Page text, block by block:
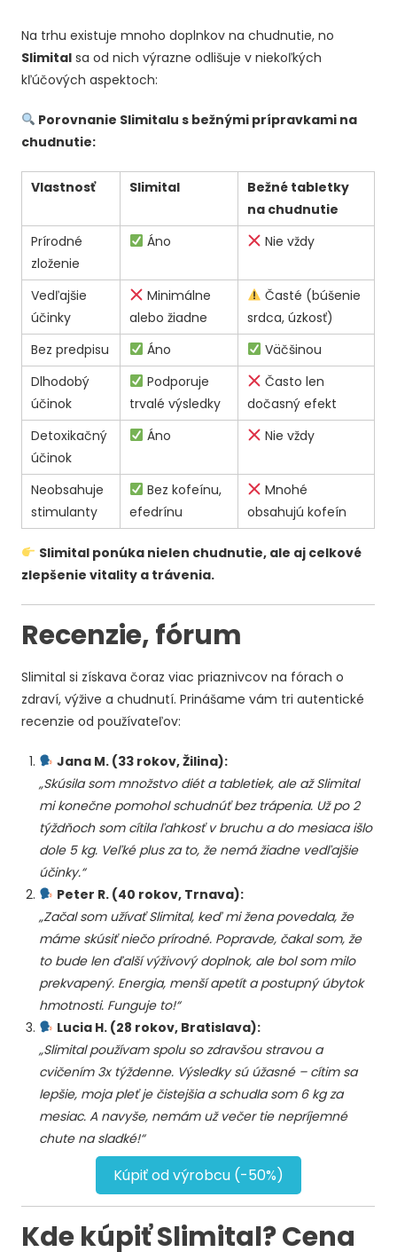
Na trhu existuje mnoho doplnkov na chudnutie, no
Slimital sa od nich výrazne odlišuje v niekoľkých
kľúčových aspektoch:
Porovnanie Slimitalu s bežnými prípravkami na
chudnutie:
Vlastnosť Slimital
Bežné tabletky
na chudnutie
Prírodné
zloženie
Áno Nie vždy
Vedľajšie
účinky
Minimálne
alebo žiadne
Časté (búšenie
srdca, úzkosť)
Bez predpisu
Áno
Väčšinou
Dlhodobý
účinok
Podporuje
trvalé výsledky
Často len
dočasný efekt
Detoxikačný
účinok
Áno Nie vždy
Neobsahuje
stimulanty
Bez kofeínu,
efedrínu
Mnohé
obsahujú kofeín
Slimital ponúka nielen chudnutie, ale aj celkové
zlepšenie vitality a trávenia.
Recenzie, fórum
Slimital si získava čoraz viac priaznivcov na fórach o
zdraví, výžive a chudnutí. Prinášame vám tri autentické
recenzie od používateľov:
Jana M. (33 rokov, Žilina):
„Skúsila som množstvo diét a tabletiek, ale až Slimital
mi konečne pomohol schudnúť bez trápenia. Už po 2
týždňoch som cítila ľahkosť v bruchu a do mesiaca išlo
dole 5 kg. Veľké plus za to, že nemá žiadne vedľajšie
účinky.“
Peter R. (40 rokov, Trnava):
„Začal som užívať Slimital, keď mi žena povedala, že
máme skúsiť niečo prírodné. Popravde, čakal som, že
to bude len ďalší výživový doplnok, ale bol som milo
prekvapený. Energia, menší apetít a postupný úbytok
hmotnosti. Funguje to!“
Lucia H. (28 rokov, Bratislava):
„Slimital používam spolu so zdravšou stravou a
cvičením 3x týždenne. Výsledky sú úžasné – cítim sa
lepšie, moja pleť je čistejšia a schudla som 6 kg za
mesiac. A navyše, nemám už večer tie nepríjemné
chute na sladké!“
Kúpiť od výrobcu (-50%)
Kde kúpiť Slimital? Cena